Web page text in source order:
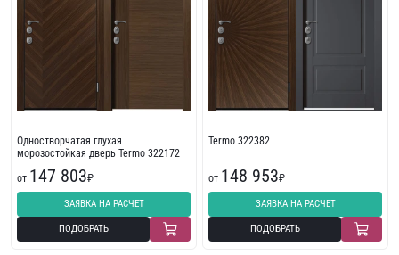
Одностворчатая глухая
морозостойкая дверь Termo 322172
от 147 803₽
ЗАЯВКА НА РАСЧЕТ
ПОДОБРАТЬ
Termo 322382
от 148 953₽
ЗАЯВКА НА РАСЧЕТ
ПОДОБРАТЬ